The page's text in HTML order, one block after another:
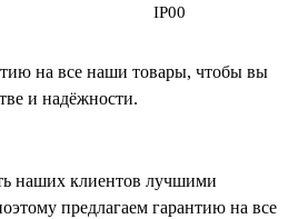
IP00
на все наши товары, чтобы вы
и надёжности.
наших клиентов лучшими
предлагаем гарантию на все